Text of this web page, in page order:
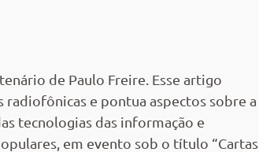
de Paulo Freire. Esse artigo
e pontua aspectos sobre a
tecnologias das informação e
em evento sob o título “Cartas